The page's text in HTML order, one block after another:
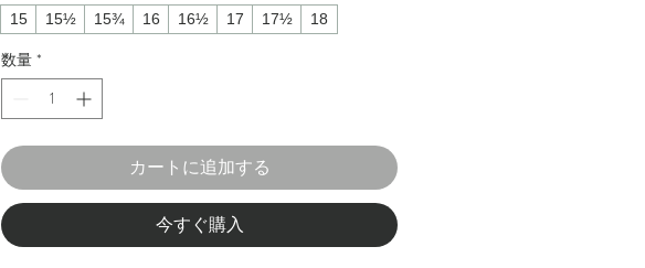
15 15½ 15¾ 16 16½ 17 17½ 18
数量 *
カートに追加する
今すぐ購入